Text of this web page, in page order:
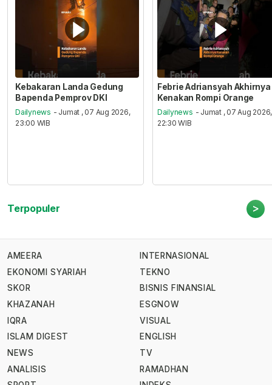
Kebakaran Landa Gedung
Bapenda Pemprov DKI
Dailynews - Jumat , 07 Aug 2026,
23:00 WIB
Febrie Adriansyah Akhirnya
Kenakan Rompi Orange
Dailynews - Jumat , 07 Aug 2026,
22:30 WIB
Terpopuler >
AMEERA
EKONOMI SYARIAH
SKOR
KHAZANAH
IQRA
ISLAM DIGEST
NEWS
ANALISIS
INTERNASIONAL
TEKNO
BISNIS FINANSIAL
ESGNOW
VISUAL
ENGLISH
TV
RAMADHAN